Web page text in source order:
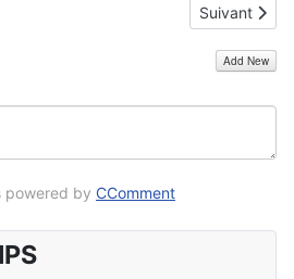
V11, l'aspirateur balai de rêve, on
Article
Suivant
Add New
powered by CComment